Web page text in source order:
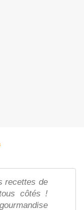
recettes de
côtés !